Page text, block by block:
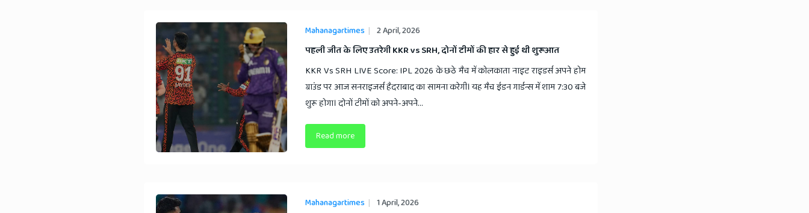
Mahanagartimes 2 April, 2026
​पहली जीत के लिए उतरेगी KKR vs SRH, दोनों टीमों की हार से हुई थी शुरूआत
KKR Vs SRH LIVE Score: IPL 2026 के छठे मैच में कोलकाता नाइट राइडर्स अपने होम
ग्राउंड पर आज सनराइजर्स हैदराबाद का सामना करेगी। यह मैच ईडन गार्डन्स में शाम 7:30 बजे
शुरू होगा। दोनों टीमों को अपने-अपने...
Read more
Mahanagartimes 1 April, 2026